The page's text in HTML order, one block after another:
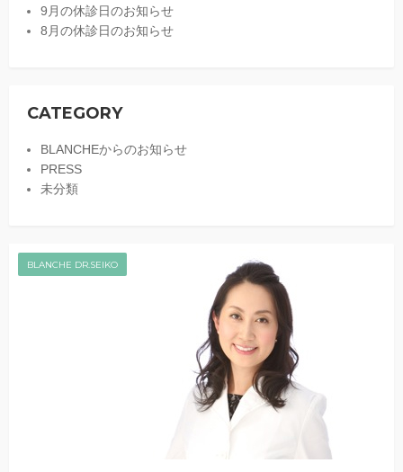
9月の休診日のお知らせ
8月の休診日のお知らせ
CATEGORY
BLANCHEからのお知らせ
PRESS
未分類
BLANCHE DR.SEIKO